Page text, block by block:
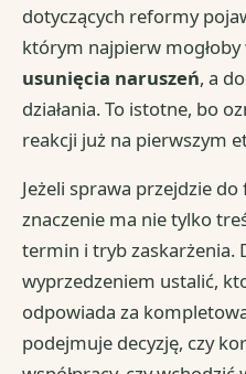
dotyczących reformy
którym najpierw mogłoby
usunięcia naruszeń, a
działania. To istotne, bo
reakcji już na pierwszym
Jeżeli sprawa przejdzie
znaczenie ma nie tylko
termin i tryb zaskarżenia.
wyprzedzeniem ustalić,
odpowiada za
podejmuje decyzję, czy